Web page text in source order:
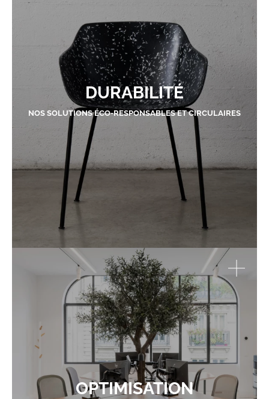
DURABILITÉ
NOS SOLUTIONS ÉCO-RESPONSABLES ET CIRCULAIRES
OPTIMISATION